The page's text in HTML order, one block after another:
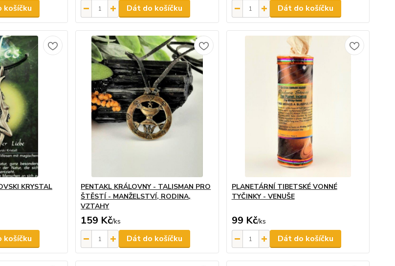
košíčku Dát do košíčku Dát do košíčku
KRYSTAL
košíčku
PENTAKL KRÁLOVNY - TALISMAN PRO
ŠTĚSTÍ - MANŽELSTVÍ, RODINA,
VZTAHY
159 Kč/ks
Dát do košíčku
PLANETÁRNÍ TIBETSKÉ VONNÉ
TYČINKY - VENUŠE
99 Kč/ks
Dát do košíčku